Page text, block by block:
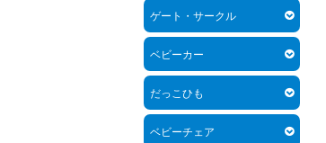
ゲート・サークル
ベビーカー
だっこひも
ベビーチェア